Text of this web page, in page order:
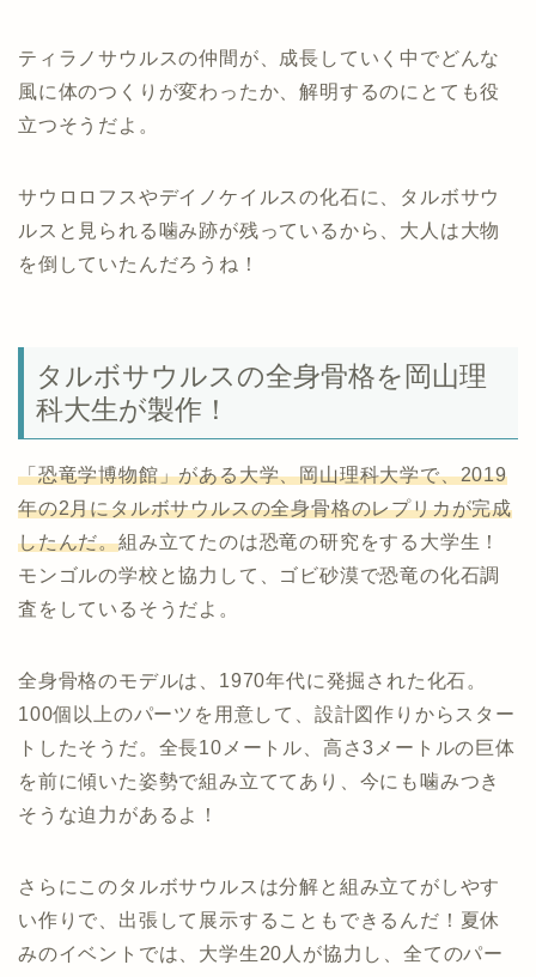
ティラノサウルスの仲間が、成長していく中でどんな
風に体のつくりが変わったか、解明するのにとても役
立つそうだよ。
サウロロフスやデイノケイルスの化石に、タルボサウ
ルスと見られる噛み跡が残っているから、大人は大物
を倒していたんだろうね！
タルボサウルスの全身骨格を岡山理
科大生が製作！
「恐竜学博物館」がある大学、岡山理科大学で、2019
年の2月にタルボサウルスの全身骨格のレプリカが完成
したんだ。組み立てたのは恐竜の研究をする大学生！
モンゴルの学校と協力して、ゴビ砂漠で恐竜の化石調
査をしているそうだよ。
全身骨格のモデルは、1970年代に発掘された化石。
100個以上のパーツを用意して、設計図作りからスター
トしたそうだ。全長10メートル、高さ3メートルの巨体
を前に傾いた姿勢で組み立ててあり、今にも噛みつき
そうな迫力があるよ！
さらにこのタルボサウルスは分解と組み立てがしやす
い作りで、出張して展示することもできるんだ！夏休
みのイベントでは、大学生20人が協力し、全てのパー